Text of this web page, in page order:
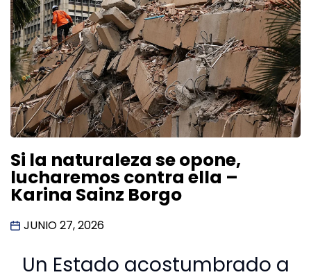
Si la naturaleza se opone,
lucharemos contra ella –
Karina Sainz Borgo
JUNIO 27, 2026
Un Estado acostumbrado a